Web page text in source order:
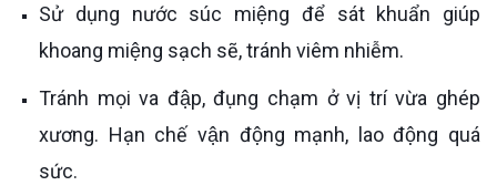
Sử dụng nước súc miệng để sát khuẩn giúp
khoang miệng sạch sẽ, tránh viêm nhiễm.
Tránh mọi va đập, đụng chạm ở vị trí vừa ghép
xương. Hạn chế vận động mạnh, lao động quá
sức.